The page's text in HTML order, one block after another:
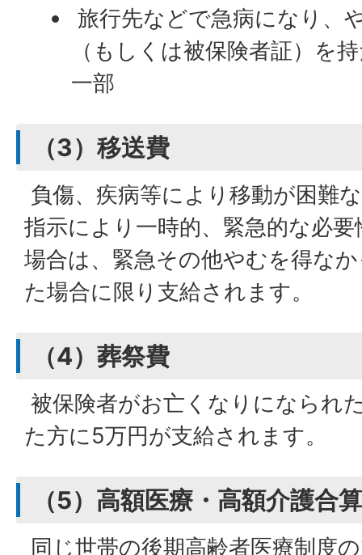
旅行先などで急病になり、
（もしくは被保険者証）を
一部
（3）移送費
負傷、疾病等により移動が困難
指示により一時的、緊急的な必
場合は、緊急その他やむを得な
た場合に限り支給されます。
（4）葬祭費
被保険者がお亡くなりになられ
た方に5万円が支給されます。
（5）高額医療・高額介護合算
同じ世帯の後期高齢者医療制度